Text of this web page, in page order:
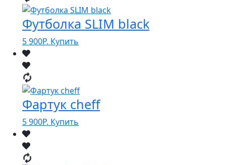
Футболка SLIM black
5 900Р. Купить
Фартук cheff
5 900Р. Купить